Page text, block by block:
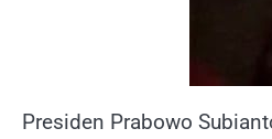
Presiden Prabowo